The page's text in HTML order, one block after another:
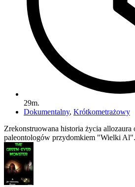
29m.
Dokumentalny, Krótkometrażowy
Zrekonstruowana historia życia allozaura
paleontologów przydomkiem "Wielki Al".